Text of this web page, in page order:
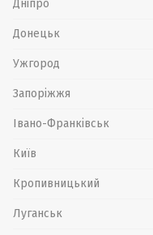
Дніпро
Донецьк
Ужгород
Запоріжжя
Івано-Франківськ
Київ
Кропивницький
Луганськ